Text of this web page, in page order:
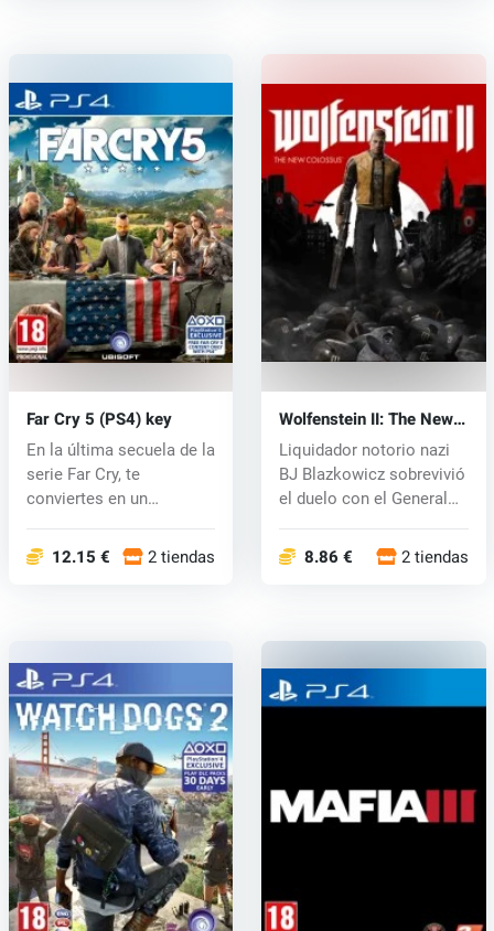
Far Cry 5 (PS4) key
En la última secuela de la
serie Far Cry, te
conviertes en un
12.15 € 2 tiendas
Wolfenstein II: The New
Colossus (PS4) key
Liquidador notorio nazi
BJ Blazkowicz sobrevivió
el duelo con el General
8.86 € 2 tiendas